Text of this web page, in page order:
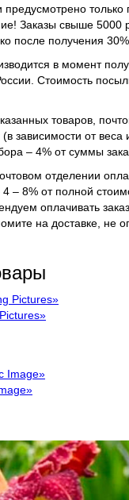
предусмотрено
Заказы свыше 5000
после получения
в момент
Стоимость
товаров,
зависимости от веса
– 4% от суммы
отделении
– 8% от полной
оплачивать
на доставке, не